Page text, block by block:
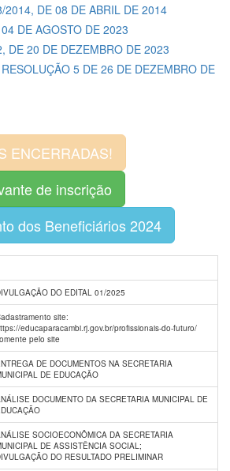
2014, DE 08 DE ABRIL DE 2014
DE AGOSTO DE 2023
DE 20 DE DEZEMBRO DE 2023
5 DE 26 DE DEZEMBRO DE
ENCERRADAS!
de inscrição
dos Beneficiários 2024
DO EDITAL 01/2025
site:
educaparacambi.rj.gov.br/profissionais-do-futuro/
pelo site
DE DOCUMENTOS NA SECRETARIA
DE EDUCAÇÃO
DOCUMENTO DA SECRETARIA MUNICIPAL DE
SOCIOECONÔMICA DA SECRETARIA
DE ASSISTÊNCIA SOCIAL;
DO RESULTADO PRELIMINAR